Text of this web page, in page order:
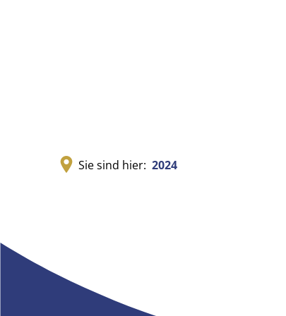
Sie sind hier: 2024